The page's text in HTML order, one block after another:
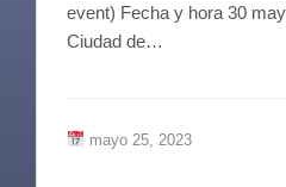
event) Fecha y hora 30
Ciudad de…
mayo 25, 2023